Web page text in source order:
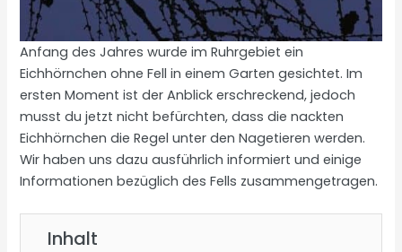
Anfang des Jahres wurde im Ruhrgebiet ein
Eichhörnchen ohne Fell in einem Garten gesichtet. Im
ersten Moment ist der Anblick erschreckend, jedoch
musst du jetzt nicht befürchten, dass die nackten
Eichhörnchen die Regel unter den Nagetieren werden.
Wir haben uns dazu ausführlich informiert und einige
Informationen bezüglich des Fells zusammengetragen.
Inhalt